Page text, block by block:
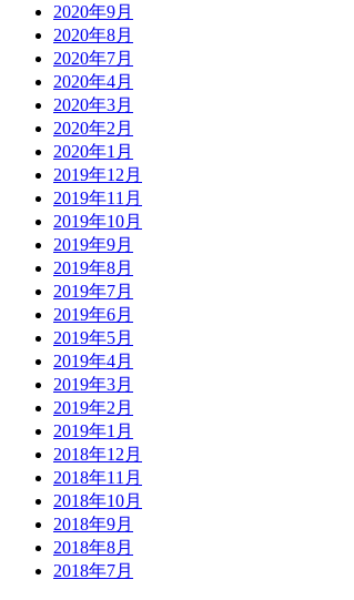
2020年9月
2020年8月
2020年7月
2020年4月
2020年3月
2020年2月
2020年1月
2019年12月
2019年11月
2019年10月
2019年9月
2019年8月
2019年7月
2019年6月
2019年5月
2019年4月
2019年3月
2019年2月
2019年1月
2018年12月
2018年11月
2018年10月
2018年9月
2018年8月
2018年7月